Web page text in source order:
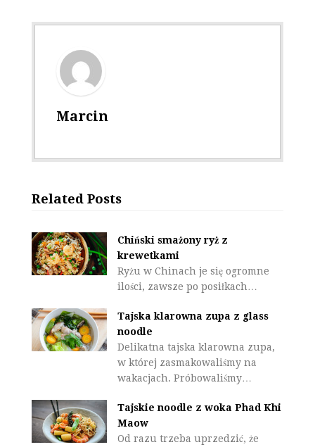
Marcin
Related Posts
Chiński smażony ryż z
krewetkami
Ryżu w Chinach je się ogromne
ilości, zawsze po posiłkach…
Tajska klarowna zupa z glass
noodle
Delikatna tajska klarowna zupa,
w której zasmakowaliśmy na
wakacjach. Próbowaliśmy…
Tajskie noodle z woka Phad Khi
Maow
Od razu trzeba uprzedzić, że